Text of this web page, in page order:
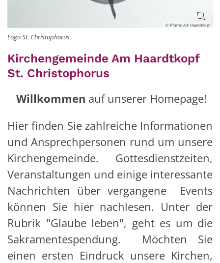
© Pfarrei Am Haardtkopf
Logo St. Christophorus
Kirchengemeinde Am Haardtkopf
St. Christophorus
Willkommen auf unserer Homepage!
Hier finden Sie zahlreiche Informationen
und Ansprechpersonen rund um unsere
Kirchengemeinde. Gottesdienstzeiten,
Veranstaltungen und einige interessante
Nachrichten über vergangene Events
können Sie hier nachlesen. Unter der
Rubrik "Glaube leben", geht es um die
Sakramentespendung. Möchten Sie
einen ersten Eindruck unsere Kirchen,